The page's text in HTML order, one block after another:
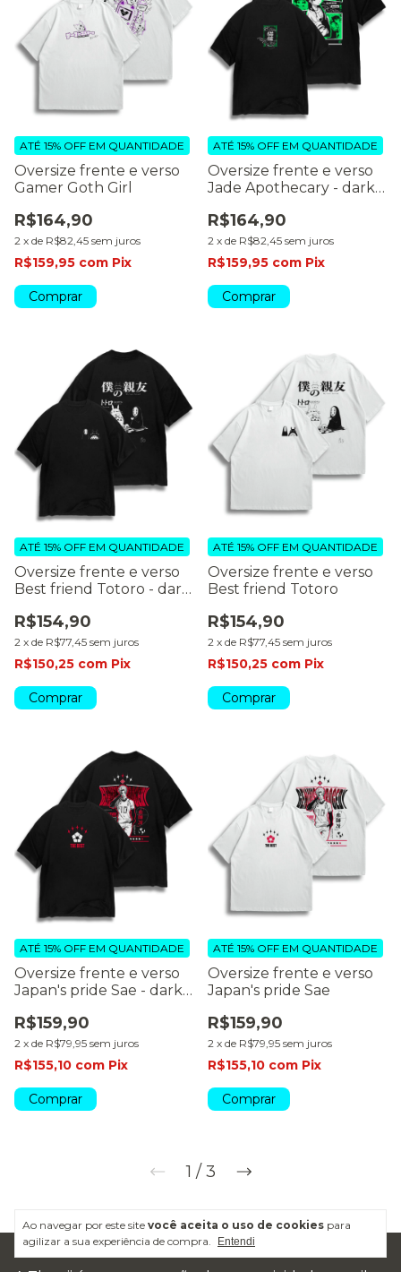
Ao navegar por este site você aceita o uso de cookies para
agilizar a sua experiência de compra.
Entendi
Oversize frente e verso
Gamer Goth Girl
R$164,90
2 x de R$82,45 sem juros
ATÉ 15% OFF EM QUANTIDADE
R$159,95 com Pix
Comprar
Oversize frente e verso
Jade Apothecary - dark
R$164,90
2 x de R$82,45 sem juros
ATÉ 15% OFF EM QUANTIDADE
R$159,95 com Pix
Comprar
Oversize frente e verso
Best friend Totoro - dark
R$154,90
2 x de R$77,45 sem juros
ATÉ 15% OFF EM QUANTIDADE
R$150,25 com Pix
Comprar
Oversize frente e verso
Best friend Totoro
R$154,90
2 x de R$77,45 sem juros
ATÉ 15% OFF EM QUANTIDADE
R$150,25 com Pix
Comprar
Oversize frente e verso
Japan's pride Sae - dark
R$159,90
2 x de R$79,95 sem juros
ATÉ 15% OFF EM QUANTIDADE
R$155,10 com Pix
Comprar
Oversize frente e verso
Japan's pride Sae
R$159,90
2 x de R$79,95 sem juros
ATÉ 15% OFF EM QUANTIDADE
R$155,10 com Pix
Comprar
1 / 3